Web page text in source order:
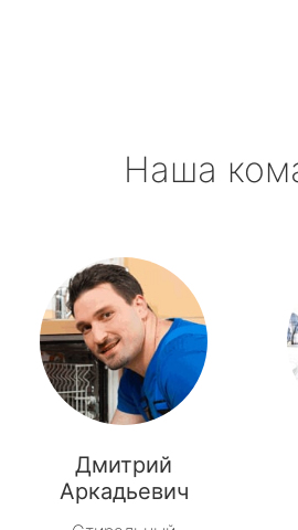
Наша
Дмитрий
Аркадьевич